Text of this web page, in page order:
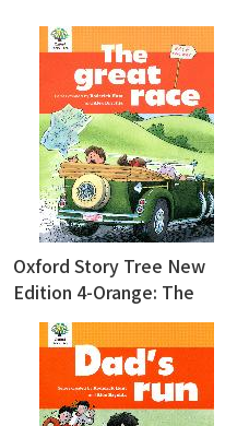
Oxford Story Tree New
Edition 4-Orange: The
Great Race